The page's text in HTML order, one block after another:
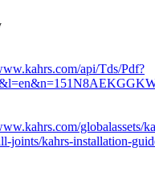
api/Tds/Pdf?
globalassets/
joints/kahrs-installation-